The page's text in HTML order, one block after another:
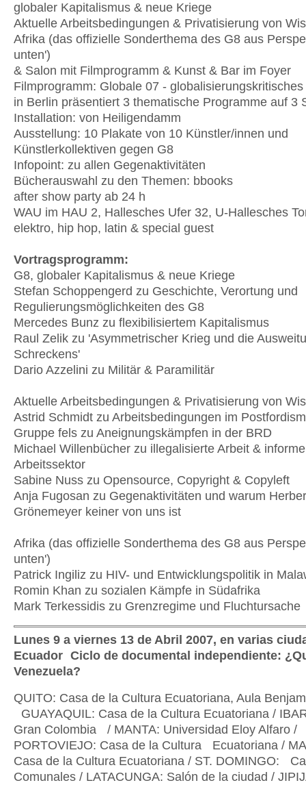
globaler Kapitalismus & neue Kriege
Aktuelle Arbeitsbedingungen & Privatisierung von
Afrika (das offizielle Sonderthema des G8 aus
unten')
& Salon mit Filmprogramm & Kunst & Bar im Foyer
Filmprogramm: Globale 07 -
in Berlin präsentiert 3 thematische Programme auf
Installation: von Heiligendamm
Ausstellung: 10 Plakate von 10 Künstler/innen und
Künstlerkollektiven gegen G8
Infopoint: zu allen Gegenaktivitäten
Bücherauswahl zu den Themen: bbooks
after show party ab 24 h
WAU im HAU 2, Hallesches Ufer 32, U-Hallesches
elektro, hip hop, latin & special guest
Vortragsprogramm:
G8, globaler Kapitalismus & neue Kriege
Stefan Schoppengerd zu Geschichte, Verortung und
Regulierungsmöglichkeiten des G8
Mercedes Bunz zu flexibilisiertem Kapitalismus
Raul Zelik zu 'Asymmetrischer Krieg und die
Schreckens'
Dario Azzelini zu Militär & Paramilitär
Aktuelle Arbeitsbedingungen & Privatisierung von
Astrid Schmidt zu Arbeitsbedingungen im
Gruppe fels zu Aneignungskämpfen in der BRD
Michael Willenbücher zu illegalisierte Arbeit &
Arbeitssektor
Sabine Nuss zu Opensource, Copyright & Copyleft
Anja Fugosan zu Gegenaktivitäten und warum
Grönemeyer keiner von uns ist
Afrika (das offizielle Sonderthema des G8 aus
unten')
Patrick Ingiliz zu HIV- und Entwicklungspolitik in
Romin Khan zu sozialen Kämpfe in Südafrika
Mark Terkessidis zu Grenzregime und Fluchtursache
Lunes 9 a viernes 13 de Abril 2007, en varias
Ecuador Ciclo de documental independiente:
Venezuela?
QUITO: Casa de la Cultura Ecuatoriana, Aula
GUAYAQUIL: Casa de la Cultura Ecuatoriana /
Gran Colombia / MANTA: Universidad Eloy Alfaro /
PORTOVIEJO: Casa de la Cultura Ecuatoriana /
Casa de la Cultura Ecuatoriana / ST. DOMINGO:
Comunales / LATACUNGA: Salón de la ciudad /